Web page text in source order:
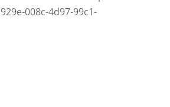
008c-4d97-99c1-